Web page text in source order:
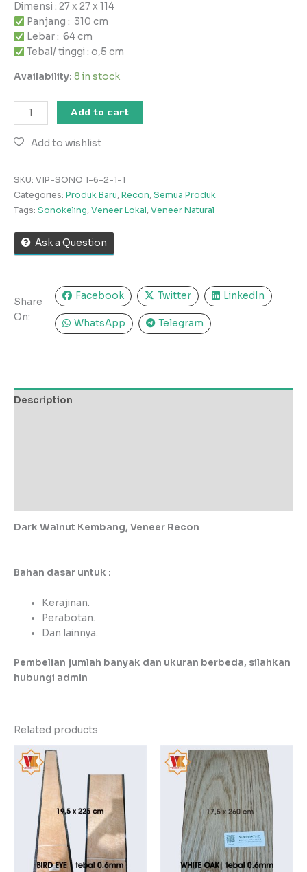
Dimensi : 27 x 27 x 114
Panjang : 310 cm
Lebar : 64 cm
Tebal/ tinggi : o,5 cm
Availability: 8 in stock
Add to cart
SKU: VIP-SONO 1-6-2-1-1
Categories: Produk Baru, Recon, Semua Produk
Tags: Sonokeling, Veneer Lokal, Veneer Natural
Ask a Question
Share
On:
Facebook Twitter LinkedIn
WhatsApp Telegram
Description
Dark Walnut Kembang, Veneer Recon
Bahan dasar untuk :
Kerajinan.
Perabotan.
Dan lainnya.
Pembelian jumlah banyak dan ukuran berbeda, silahkan
hubungi admin
Related products